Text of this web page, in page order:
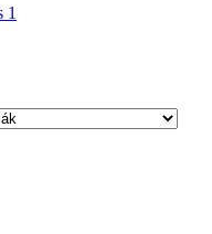
1